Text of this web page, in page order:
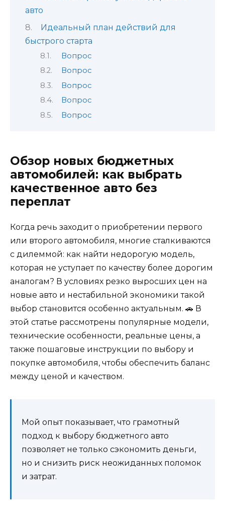
авто
Идеальный план действий для
быстрого старта
Вопрос
Вопрос
Вопрос
Вопрос
Вопрос
Обзор новых бюджетных
автомобилей: как выбрать
качественное авто без
переплат
Когда речь заходит о приобретении первого
или второго автомобиля, многие сталкиваются
с дилеммой: как найти недорогую модель,
которая не уступает по качеству более дорогим
аналогам? В условиях резко выросших цен на
новые авто и нестабильной экономики такой
выбор становится особенно актуальным. 🚗 В
этой статье рассмотрены популярные модели,
технические особенности, реальные цены, а
также пошаговые инструкции по выбору и
покупке автомобиля, чтобы обеспечить баланс
между ценой и качеством.
Мой опыт показывает, что грамотный
подход к выбору бюджетного авто
позволяет не только сэкономить деньги,
но и снизить риск неожиданных поломок
и затрат.